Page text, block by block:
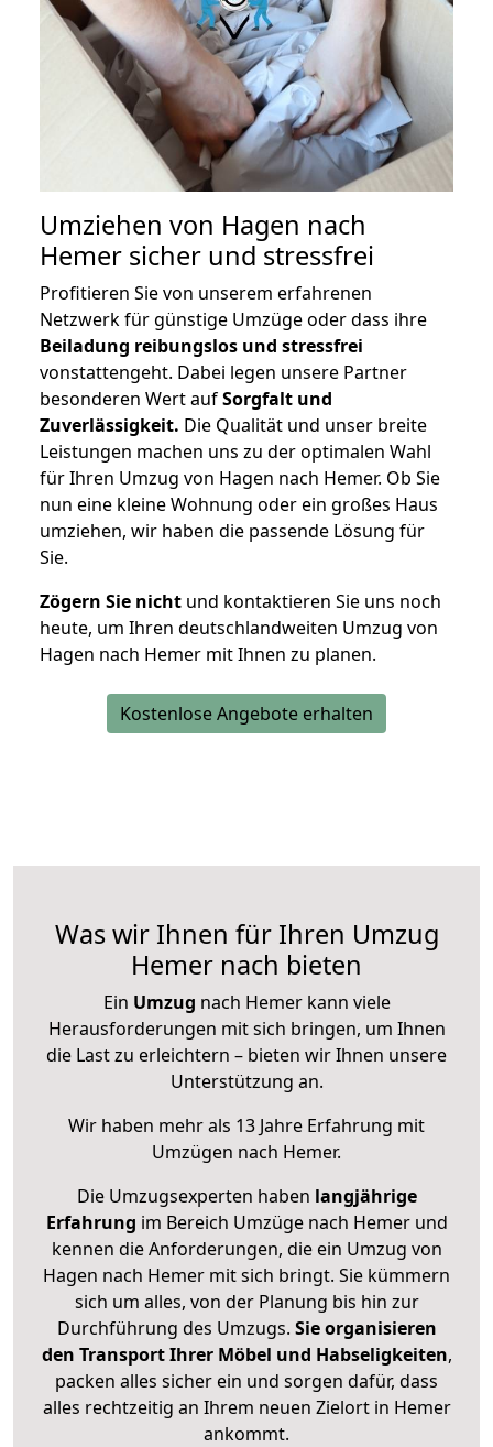
Umziehen von Hagen nach
Hemer sicher und stressfrei
Profitieren Sie von unserem erfahrenen
Netzwerk für günstige Umzüge oder dass ihre
Beiladung reibungslos und stressfrei
vonstattengeht. Dabei legen unsere Partner
besonderen Wert aufSorgfalt und
Zuverlässigkeit. Die Qualität und unser breite
Leistungen machen uns zu der optimalen Wahl
für Ihren Umzug von Hagen nach Hemer. Ob Sie
nun eine kleine Wohnung oder ein großes Haus
umziehen, wir haben die passende Lösung für
Sie.
Zögern Sie nicht und kontaktieren Sie uns noch
heute, um Ihren deutschlandweiten Umzug von
Hagen nach Hemer mit Ihnen zu planen.
Kostenlose Angebote erhalten
Was wir Ihnen für Ihren Umzug
Hemer nach bieten
Ein Umzug nach Hemer kann viele
Herausforderungen mit sich bringen, um Ihnen
die Last zu erleichtern – bieten wir Ihnen unsere
Unterstützung an.
Wir haben mehr als 13 Jahre Erfahrung mit
Umzügen nach Hemer.
Die Umzugsexperten haben langjährige
Erfahrung im Bereich Umzüge nach Hemer und
kennen die Anforderungen, die ein Umzug von
Hagen nach Hemer mit sich bringt. Sie kümmern
sich um alles, von der Planung bis hin zur
Durchführung des Umzugs. Sie organisieren
den Transport Ihrer Möbel und Habseligkeiten,
packen alles sicher ein und sorgen dafür, dass
alles rechtzeitig an Ihrem neuen Zielort in Hemer
ankommt.